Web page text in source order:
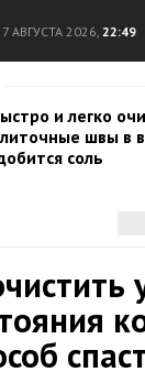
7 АВГУСТА 2026, 22:49
и легко
швы в
соль